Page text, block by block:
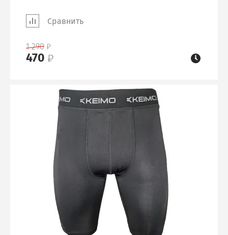
Сравнить
1 290
470